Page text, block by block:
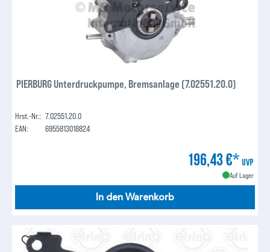
PIERBURG Unterdruckpumpe, Bremsanlage (7.02551.20.0)
Hrst.-Nr.: 7.02551.20.0
EAN:
6955813018824
196,43 €* UVP
Auf Lager
In den Warenkorb